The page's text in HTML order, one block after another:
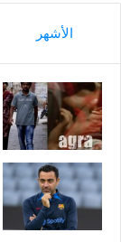
الأشهر